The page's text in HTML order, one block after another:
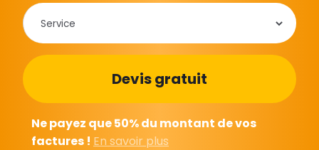
Ne payez que 50% du montant de vos
factures ! En savoir plus